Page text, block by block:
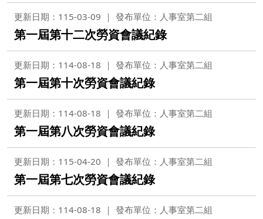
更新日期：115-03-09 發布單位：人事室第二組
第一屆第十二次勞資會議紀錄
更新日期：114-08-18 發布單位：人事室第二組
第一屆第十次勞資會議紀錄
更新日期：114-08-18 發布單位：人事室第二組
第一屆第八次勞資會議紀錄
更新日期：115-04-20 發布單位：人事室第二組
第一屆第七次勞資會議紀錄
更新日期：114-08-18 發布單位：人事室第二組